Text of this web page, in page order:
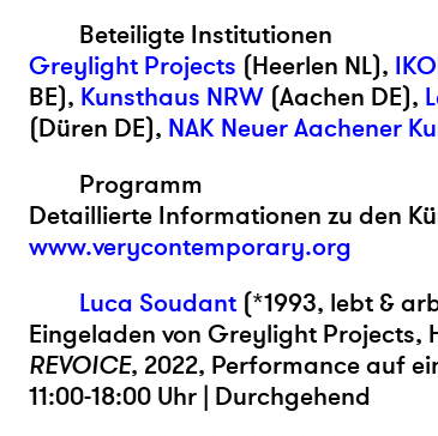
Beteiligte Institutionen
Greylight Projects (Heerlen NL),
BE), Kunsthaus NRW (Aachen DE),
(Düren DE), NAK Neuer Aachener
Programm
Detaillierte Informationen zu den
www.verycontemporary.org
Luca Soudant (*1993, lebt &
Eingeladen von Greylight Projects,
REVOICE, 2022, Performance auf
11:00-18:00 Uhr | Durchgehend